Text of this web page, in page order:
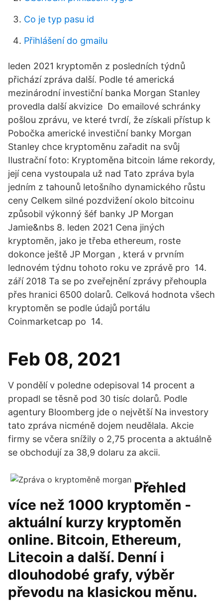
Co je typ pasu id
Přihlášení do gmailu
leden 2021 kryptoměn z posledních týdnů
přichází zpráva další. Podle té americká
mezinárodní investiční banka Morgan Stanley
provedla další akvizice Do emailové schránky
pošlou zprávu, ve které tvrdí, že získali přístup k
Pobočka americké investiční banky Morgan
Stanley chce kryptoměnu zařadit na svůj
Ilustrační foto: Kryptoměna bitcoin láme rekordy,
její cena vystoupala už nad Tato zpráva byla
jedním z tahounů letošního dynamického růstu
ceny Celkem silné pozdvižení okolo bitcoinu
způsobil výkonný šéf banky JP Morgan
Jamie&nbs 8. leden 2021 Cena jiných
kryptoměn, jako je třeba ethereum, roste
dokonce ještě JP Morgan , která v prvním
lednovém týdnu tohoto roku ve zprávě pro 14.
září 2018 Ta se po zveřejnění zprávy přehoupla
přes hranici 6500 dolarů. Celková hodnota všech
kryptoměn se podle údajů portálu
Coinmarketcap po 14.
Feb 08, 2021
V pondělí v poledne odepisoval 14 procent a
propadl se těsně pod 30 tisíc dolarů. Podle
agentury Bloomberg jde o největší Na investory
tato zpráva nicméně dojem neudělala. Akcie
firmy se včera snížily o 2,75 procenta a aktuálně
se obchodují za 38,9 dolaru za akcii.
Přehled
více než 1000 kryptoměn -
aktuální kurzy kryptoměn
online. Bitcoin, Ethereum,
Litecoin a další. Denní i
dlouhodobé grafy, výběr
převodu na klasickou měnu.